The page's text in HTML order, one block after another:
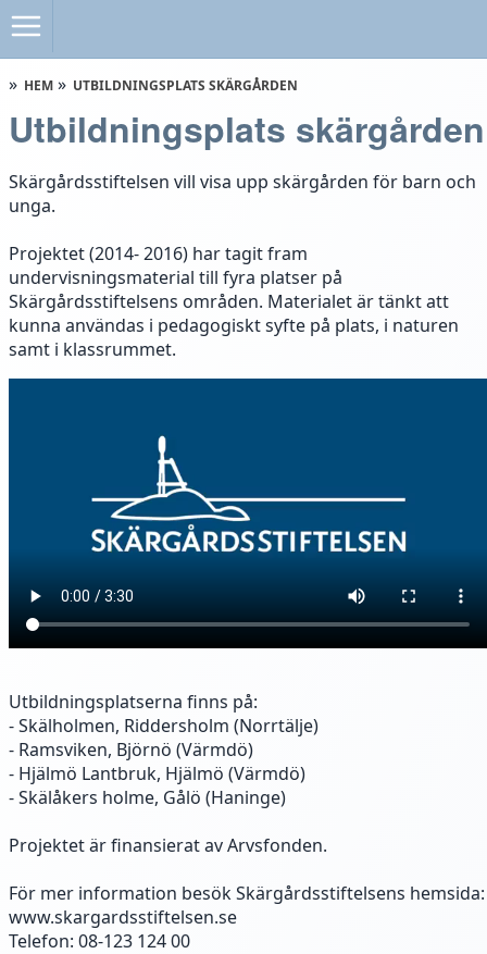
HEM UTBILDNINGSPLATS SKÄRGÅRDEN
Utbildningsplats skärgården
Skärgårdsstiftelsen vill visa upp skärgården för barn och
unga.
Projektet (2014- 2016) har tagit fram
undervisningsmaterial till fyra platser på
Skärgårdsstiftelsens områden. Materialet är tänkt att
kunna användas i pedagogiskt syfte på plats, i naturen
samt i klassrummet.
Utbildningsplatserna finns på:
- Skälholmen, Riddersholm (Norrtälje)
- Ramsviken, Björnö (Värmdö)
- Hjälmö Lantbruk, Hjälmö (Värmdö)
- Skälåkers holme, Gålö (Haninge)
Projektet är finansierat av Arvsfonden.
För mer information besök Skärgårdsstiftelsens hemsida:
www.skargardsstiftelsen.se
Telefon: 08-123 124 00